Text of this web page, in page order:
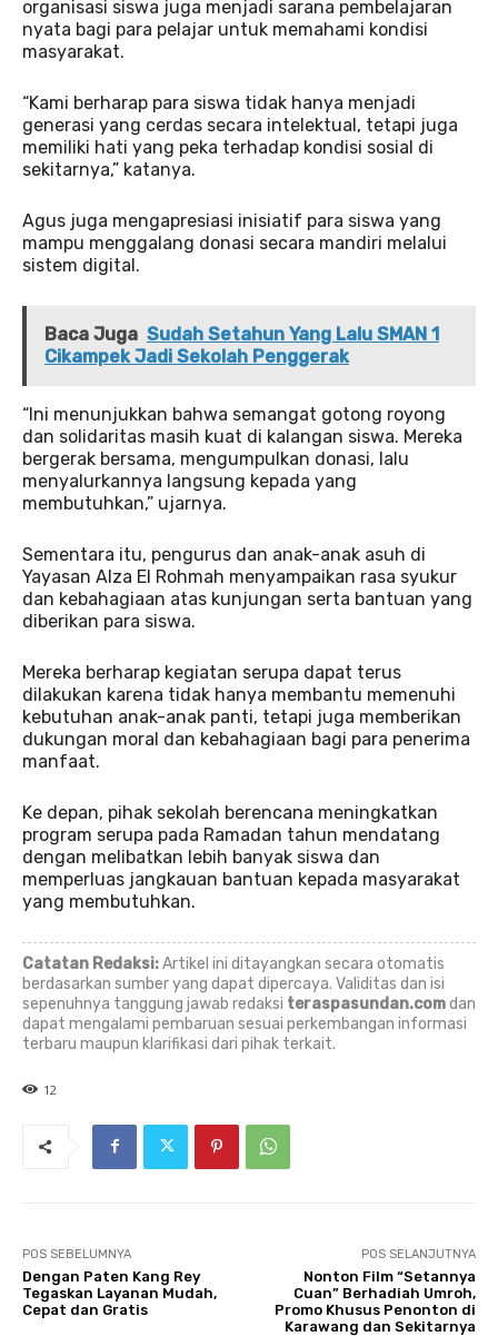
organisasi siswa juga menjadi sarana pembelajaran
nyata bagi para pelajar untuk memahami kondisi
masyarakat.
“Kami berharap para siswa tidak hanya menjadi
generasi yang cerdas secara intelektual, tetapi juga
memiliki hati yang peka terhadap kondisi sosial di
sekitarnya,” katanya.
Agus juga mengapresiasi inisiatif para siswa yang
mampu menggalang donasi secara mandiri melalui
sistem digital.
Baca Juga Sudah Setahun Yang Lalu SMAN 1
Cikampek Jadi Sekolah Penggerak
“Ini menunjukkan bahwa semangat gotong royong
dan solidaritas masih kuat di kalangan siswa. Mereka
bergerak bersama, mengumpulkan donasi, lalu
menyalurkannya langsung kepada yang
membutuhkan,” ujarnya.
Sementara itu, pengurus dan anak-anak asuh di
Yayasan Alza El Rohmah menyampaikan rasa syukur
dan kebahagiaan atas kunjungan serta bantuan yang
diberikan para siswa.
Mereka berharap kegiatan serupa dapat terus
dilakukan karena tidak hanya membantu memenuhi
kebutuhan anak-anak panti, tetapi juga memberikan
dukungan moral dan kebahagiaan bagi para penerima
manfaat.
Ke depan, pihak sekolah berencana meningkatkan
program serupa pada Ramadan tahun mendatang
dengan melibatkan lebih banyak siswa dan
memperluas jangkauan bantuan kepada masyarakat
yang membutuhkan.
Catatan Redaksi:Artikel ini ditayangkan secara otomatis
berdasarkan sumber yang dapat dipercaya. Validitas dan isi
sepenuhnya tanggung jawab redaksi teraspasundan.comdan
dapat mengalami pembaruan sesuai perkembangan informasi
terbaru maupun klarifikasi dari pihak terkait.
12
POS SEBELUMNYA
Dengan Paten Kang Rey
Tegaskan Layanan Mudah,
Cepat dan Gratis
POS SELANJUTNYA
Nonton Film “Setannya
Cuan” Berhadiah Umroh,
Promo Khusus Penonton di
Karawang dan Sekitarnya